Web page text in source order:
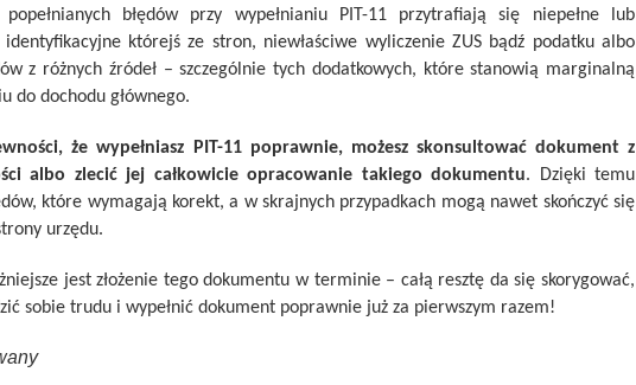
błędów przy wypełnianiu PIT-11 przytrafiają się niepełne lub
którejś ze stron, niewłaściwe wyliczenie ZUS bądź podatku albo
z różnych źródeł – szczególnie tych dodatkowych, które stanowią marginalną
do dochodu głównego.
że wypełniasz PIT-11 poprawnie, możesz skonsultować dokument z
albo zlecić jej całkowicie opracowanie takiego dokumentu. Dzięki temu
które wymagają korekt, a w skrajnych przypadkach mogą nawet skończyć się
urzędu.
jest złożenie tego dokumentu w terminie – całą resztę da się skorygować,
sobie trudu i wypełnić dokument poprawnie już za pierwszym razem!